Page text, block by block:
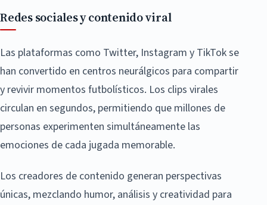
Redes sociales y contenido viral
Las plataformas como Twitter, Instagram y TikTok se
han convertido en centros neurálgicos para compartir
y revivir momentos futbolísticos. Los clips virales
circulan en segundos, permitiendo que millones de
personas experimenten simultáneamente las
emociones de cada jugada memorable.
Los creadores de contenido generan perspectivas
únicas, mezclando humor, análisis y creatividad para